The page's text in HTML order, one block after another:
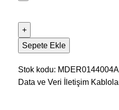
Sepete Ekle
Stok kodu:
Data ve Veri İletişim